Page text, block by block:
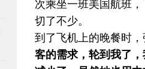
次乘坐一班美国航班
切了不少。
到了飞机上的晚餐时，
客的需求，轮到我了